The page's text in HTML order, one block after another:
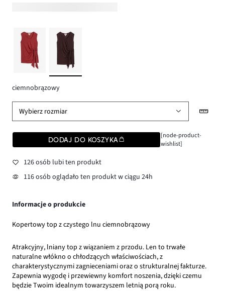
ciemnobrązowy
Wybierz rozmiar
DODAJ DO KOSZYKA
[node-product-
wishlist]
126 osób lubi ten produkt
116 osób oglądało ten produkt w ciągu 24h
Informacje o produkcie
Kopertowy top z czystego lnu ciemnobrązowy
Atrakcyjny, lniany top z wiązaniem z przodu. Len to trwałe
naturalne włókno o chłodzących właściwościach, z
charakterystycznymi zagnieceniami oraz o strukturalnej fakturze.
Zapewnia wygodę i przewiewny komfort noszenia, dzięki czemu
będzie Twoim idealnym towarzyszem letnią porą roku.